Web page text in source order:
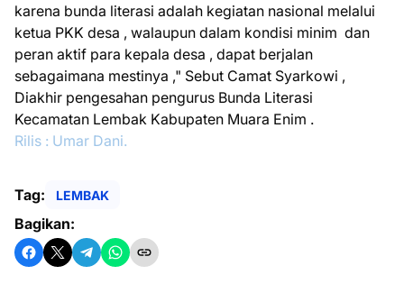
karena bunda literasi adalah kegiatan nasional melalui
ketua PKK desa , walaupun dalam kondisi minim dan
peran aktif para kepala desa , dapat berjalan
sebagaimana mestinya ," Sebut Camat Syarkowi ,
Diakhir pengesahan pengurus Bunda Literasi
Kecamatan Lembak Kabupaten Muara Enim .
Rilis : Umar Dani.
Tag: LEMBAK
Bagikan: